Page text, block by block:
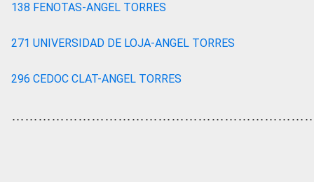
138 FENOTAS-ANGEL TORRES
271 UNIVERSIDAD DE LOJA-ANGEL TORRES
296 CEDOC CLAT-ANGEL TORRES